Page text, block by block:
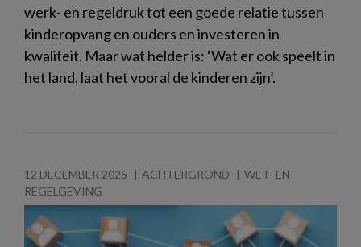
werk- en regeldruk tot een goede relatie tussen
kinderopvang en ouders en investeren in
kwaliteit. Maar wat helder is: ‘Wat er ook speelt in
het land, laat het vooral de kinderen zijn’.
12 DECEMBER 2025 ACHTERGROND
WET- EN
REGELGEVING